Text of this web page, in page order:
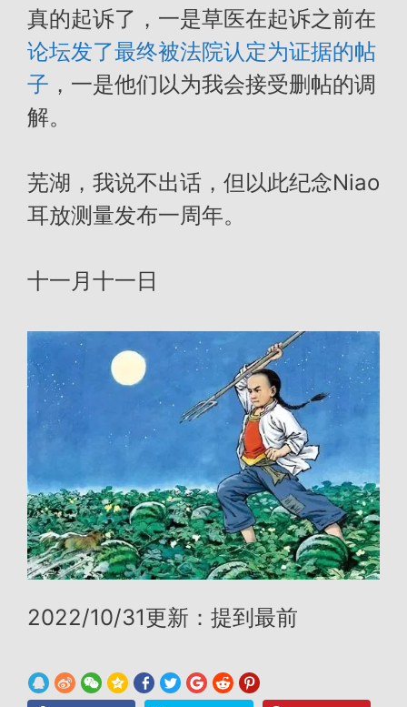
真的起诉了，一是草医在起诉之前在
论坛发了最终被法院认定为证据的帖
子 ，一是他们以为我会接受删帖的调
解。
芜湖，我说不出话，但以此纪念Niao
耳放测量发布一周年。
十一月十一日
2022/10/31更新：提到最前